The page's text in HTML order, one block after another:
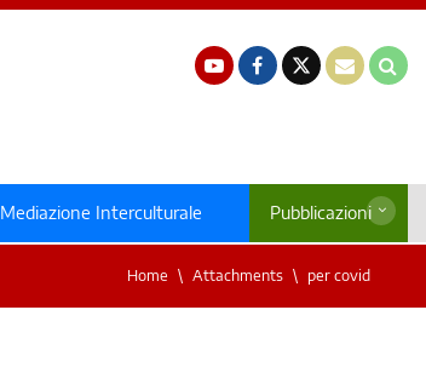
Mediazione Interculturale Pubblicazioni
Home Attachments per covid